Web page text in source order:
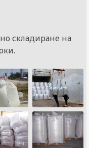
складиране на